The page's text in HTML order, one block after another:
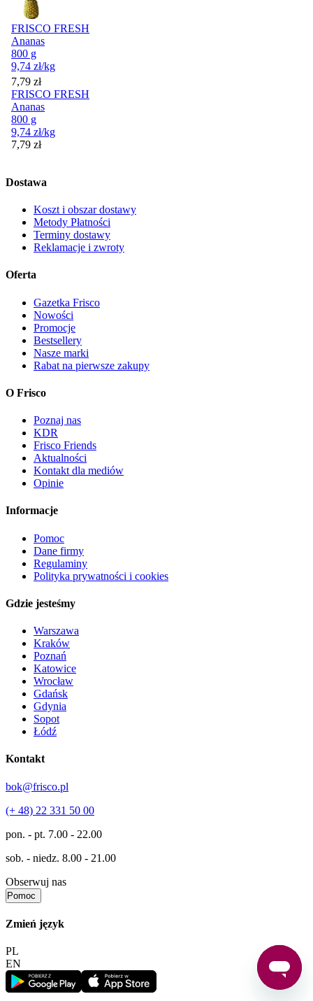
FRISCO FRESH
Ananas
800 g
9,74 zł/kg
Cena
7,79 zł
FRISCO FRESH
Ananas
800 g
9,74 zł/kg
Cena
7,79 zł
Dostawa
Koszt i obszar dostawy
Metody Płatności
Terminy dostawy
Reklamacje i zwroty
Oferta
Gazetka Frisco
Nowości
Promocje
Bestsellery
Nasze marki
Rabat na pierwsze zakupy
O Frisco
Poznaj nas
KDR
Frisco Friends
Aktualności
Kontakt dla mediów
Opinie
Informacje
Pomoc
Dane firmy
Regulaminy
Polityka prywatności i cookies
Gdzie jesteśmy
Warszawa
Kraków
Poznań
Katowice
Wrocław
Gdańsk
Gdynia
Sopot
Łódź
Kontakt
bok@frisco.pl
(+ 48) 22 331 50 00
pon. - pt. 7.00 - 22.00
sob. - niedz. 8.00 - 21.00
Obserwuj nas
Pomoc
Zmień język
PL
EN